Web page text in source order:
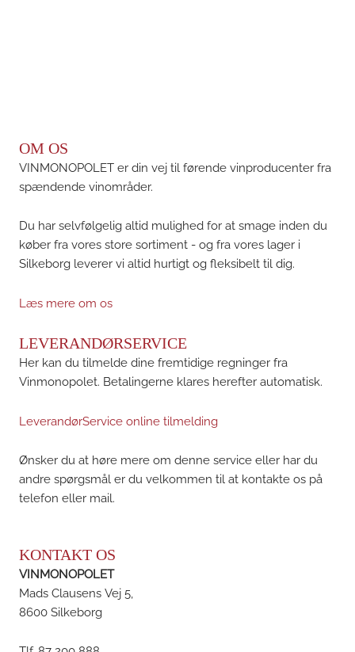
OM OS
VINMONOPOLET er din vej til førende vinproducenter fra
spændende vinområder.
Du har selvfølgelig altid mulighed for at smage inden du
køber fra vores store sortiment - og fra vores lager i
Silkeborg leverer vi altid hurtigt og fleksibelt til dig.
Læs mere om os
LEVERANDØRSERVICE
Her kan du tilmelde dine fremtidige regninger fra
Vinmonopolet. Betalingerne klares herefter automatisk.
LeverandørService online tilmelding
Ønsker du at høre mere om denne service eller har du
andre spørgsmål er du velkommen til at kontakte os på
telefon eller mail.
KONTAKT OS
VINMONOPOLET
Mads Clausens Vej 5,
8600 Silkeborg